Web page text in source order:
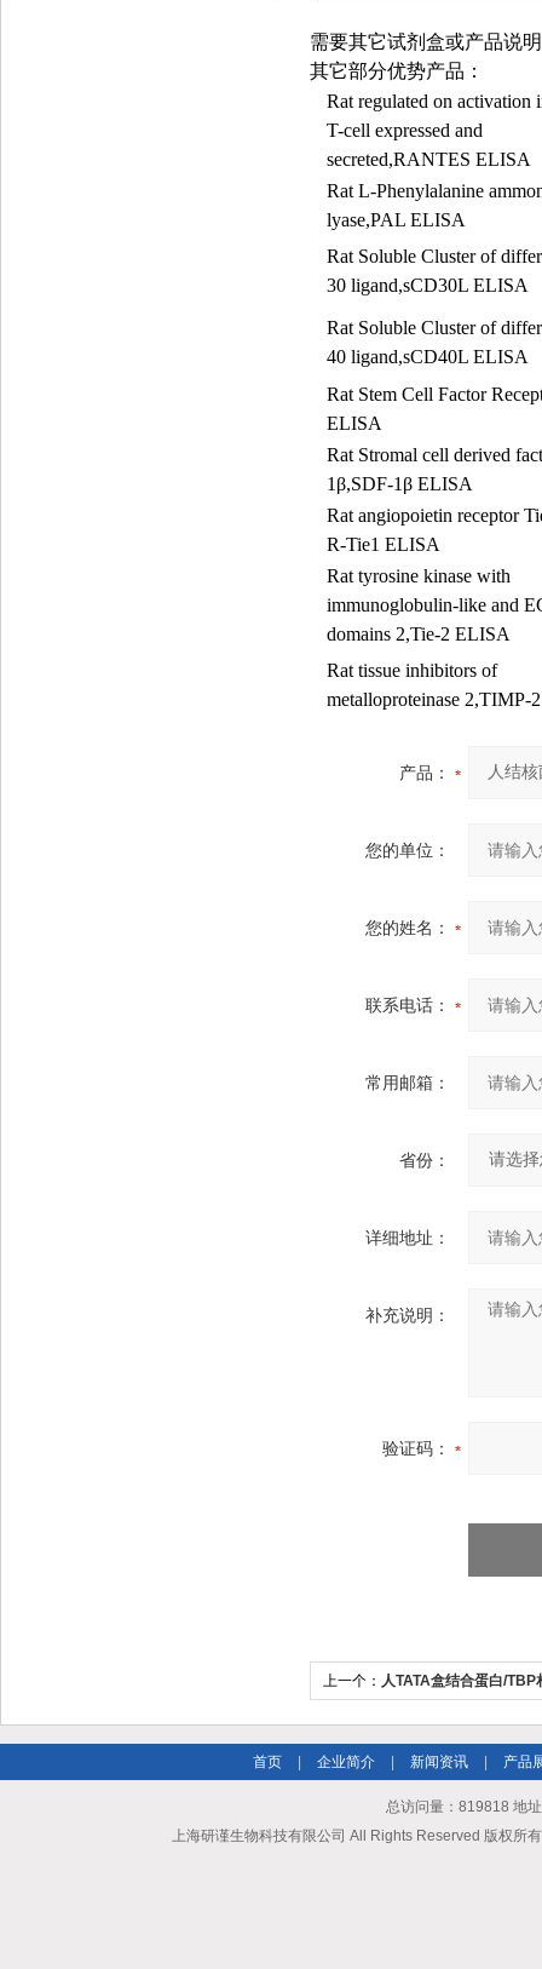
需要其它试剂盒或产品说
其它部分优势产品：
Rat regulated on activation
T-cell expressed and
secreted,RANTES ELISA
Rat L-Phenylalanine
lyase,PAL ELISA
Rat Soluble Cluster of
30 ligand,sCD30L ELISA
Rat Soluble Cluster of
40 ligand,sCD40L ELISA
Rat Stem Cell Factor
ELISA
Rat Stromal cell derived
1 β,SDF-1 β ELISA
Rat angiopoietin receptor
R-Tie1 ELISA
Rat tyrosine kinase with
immunoglobulin-like and
domains 2,Tie-2 ELISA
Rat tissue inhibitors of
metalloproteinase 2,TIMP-
产品：
您的单位：
您的姓名：
联系电话：
常用邮箱：
省份：
详细地址：
补充说明：
验证码：
上一个： 人TATA盒结合蛋白/TBP
首页 企业简介 新闻资讯 产品
总访问量：819818 地
上海研谨生物科技有限公司 All Rights Reserved 版权所